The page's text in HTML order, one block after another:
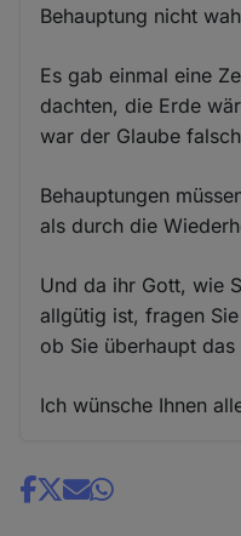
Behauptung nicht
Es gab einmal eine
dachten, die Erde
war der Glaube
Behauptungen
als durch die
Und da ihr Gott, wie
allgütig ist, fragen
ob Sie überhaupt
Ich wünsche Ihnen
Share